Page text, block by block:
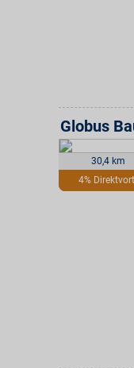
30,4 km
4%
Globus